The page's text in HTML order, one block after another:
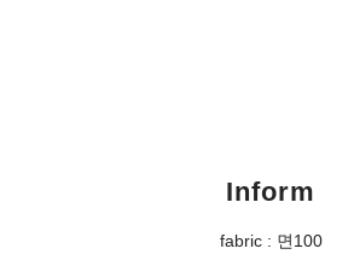
Inform
fabric : 면100